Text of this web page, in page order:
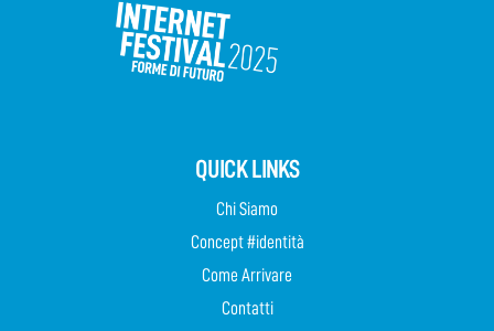
QUICK LINKS
Chi Siamo
Concept #identità
Come Arrivare
Contatti